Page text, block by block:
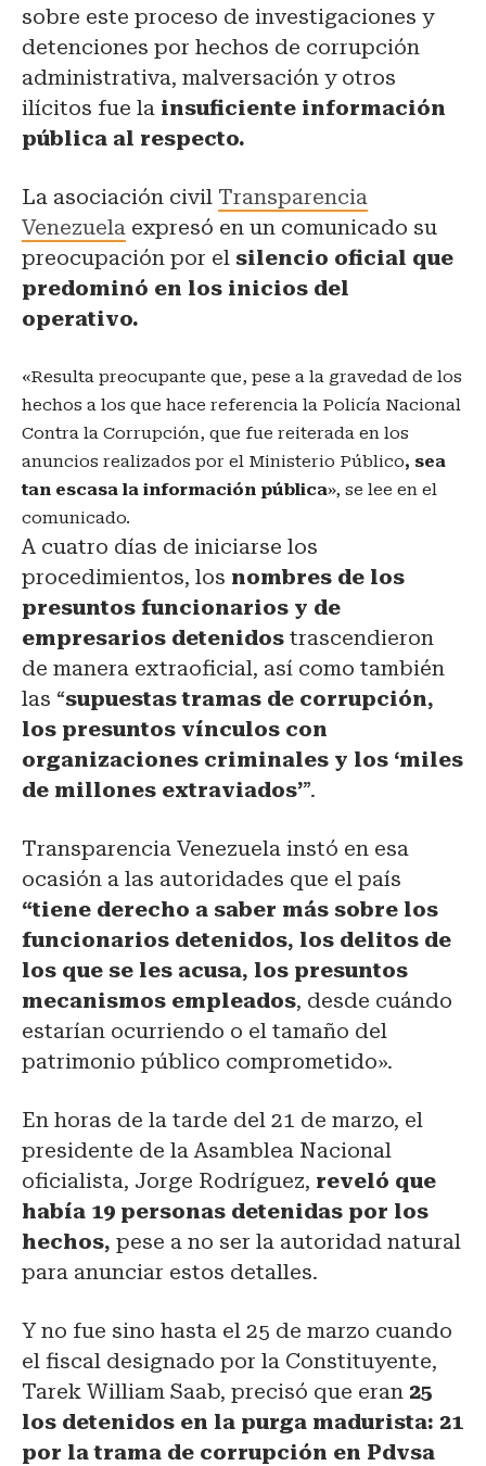
sobre este proceso de investigaciones y
detenciones por hechos de corrupción
administrativa, malversación y otros
ilícitos fue la insuficiente información
pública al respecto.
La asociación civil Transparencia
Venezuela expresó en un comunicado su
preocupación por el silencio oficial que
predominó en los inicios del
operativo.
«Resulta preocupante que, pese a la gravedad de los
hechos a los que hace referencia la Policía Nacional
Contra la Corrupción, que fue reiterada en los
anuncios realizados por el Ministerio Público, sea
tan escasa la información pública», se lee en el
comunicado.
A cuatro días de iniciarse los
procedimientos, los nombres de los
presuntos funcionarios y de
empresarios detenidos trascendieron
de manera extraoficial, así como también
las “supuestas tramas de corrupción,
los presuntos vínculos con
organizaciones criminales y los ‘miles
de millones extraviados’”.
Transparencia Venezuela instó en esa
ocasión a las autoridades que el país
“tiene derecho a saber más sobre los
funcionarios detenidos, los delitos de
los que se les acusa, los presuntos
mecanismos empleados, desde cuándo
estarían ocurriendo o el tamaño del
patrimonio público comprometido».
En horas de la tarde del 21 de marzo, el
presidente de la Asamblea Nacional
oficialista, Jorge Rodríguez, reveló que
había 19 personas detenidas por los
hechos, pese a no ser la autoridad natural
para anunciar estos detalles.
Y no fue sino hasta el 25 de marzo cuando
el fiscal designado por la Constituyente,
Tarek William Saab, precisó que eran 25
los detenidos en la purga madurista: 21
por la trama de corrupción en Pdvsa